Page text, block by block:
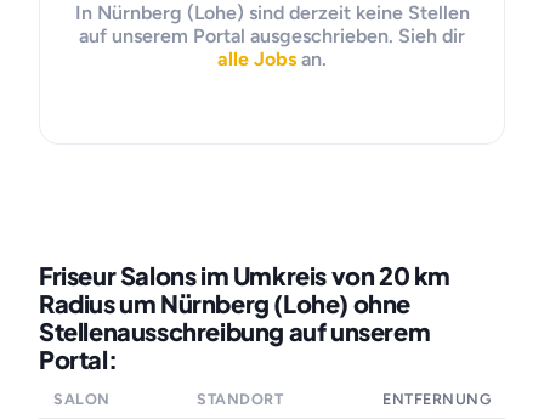
In Nürnberg (Lohe) sind derzeit keine Stellen
auf unserem Portal ausgeschrieben. Sieh dir
alle Jobs an.
Friseur Salons im Umkreis von 20 km
Radius um Nürnberg (Lohe) ohne
Stellenausschreibung auf unserem
Portal:
SALON STANDORT ENTFERNUNG